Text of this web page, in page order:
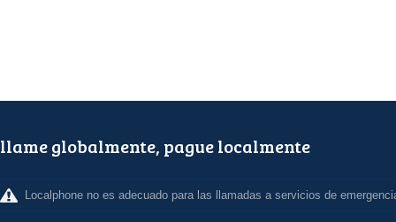
llame globalmente, pague localmente
Localphone no es adecuado para las llamadas a servicios de